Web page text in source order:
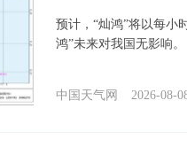
预计，“灿鸿”将以每小
鸿”未来对我国无影响。
中国天气网 2026-08-